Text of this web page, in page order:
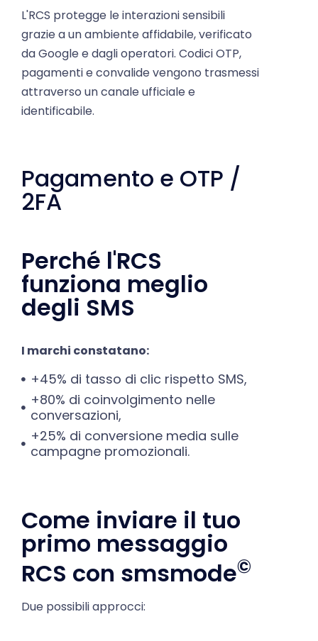
grazie a un ambiente affidabile, verificato
da Google e dagli operatori. Codici OTP,
pagamenti e convalide vengono trasmessi
attraverso un canale ufficiale e
identificabile.
Pagamento e OTP /
2FA
Perché l'RCS
funziona meglio
degli SMS
+80% di coinvolgimento nelle
conversazioni,
+25% di conversione media sulle
campagne promozionali.
Come inviare il tuo
primo messaggio
RCS con smsmode